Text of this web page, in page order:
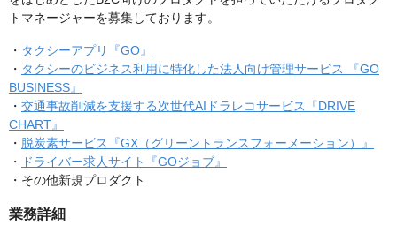
トマネージャーを募集しております。
・ タクシーアプリ『GO』
・ タクシーのビジネス利用に特化した法人向け管理サービス 『GO
BUSINESS』
・ 交通事故削減を支援する次世代AIドラレコサービス『DRIVE
CHART』
・ 脱炭素サービス『GX（グリーントランスフォーメーション）』
・
ドライバー求人サイト『GOジョブ』
・その他新規プロダクト
業務詳細